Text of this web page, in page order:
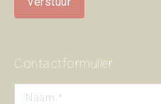
Contactformulier
Naam *